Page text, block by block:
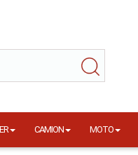
CAMION MOTO